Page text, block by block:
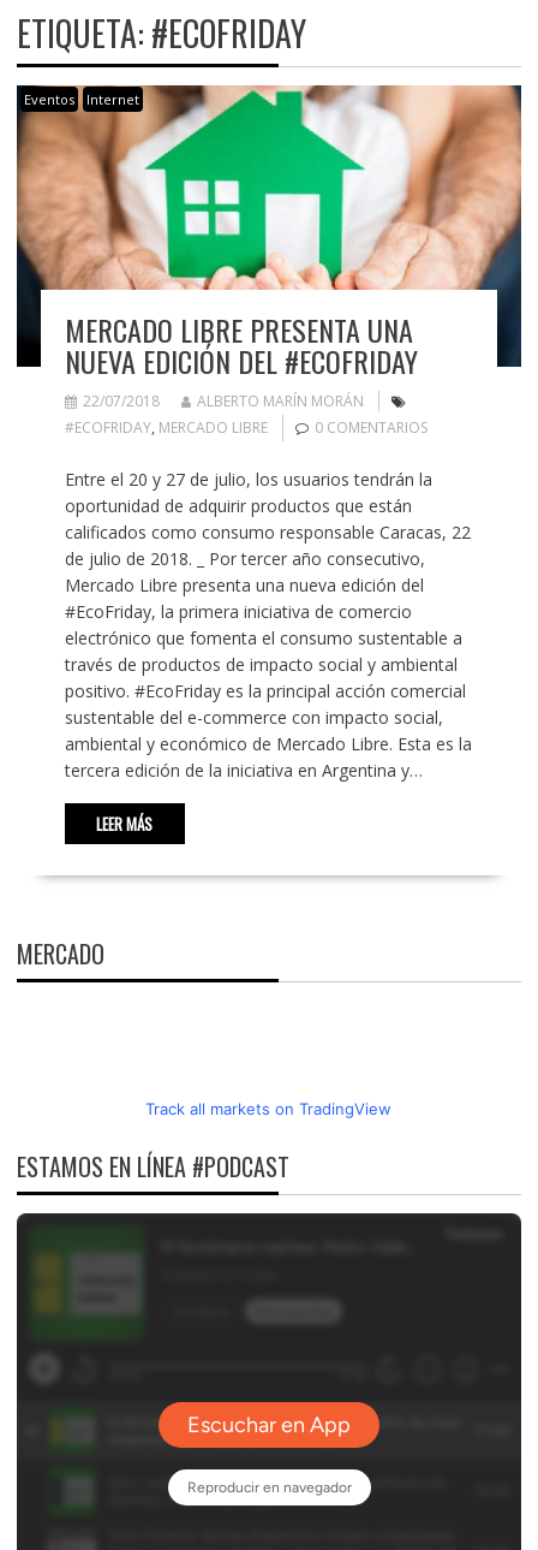
ETIQUETA:#ECOFRIDAY
Eventos Internet
MERCADO LIBRE PRESENTA UNA
NUEVA EDICIÓN DEL #ECOFRIDAY
22/07/2018
ALBERTO MARÍN MORÁN
#ECOFRIDAY, MERCADO LIBRE 0 COMENTARIOS
Entre el 20 y 27 de julio, los usuarios tendrán la
oportunidad de adquirir productos que están
calificados como consumo responsable Caracas, 22
de julio de 2018. _ Por tercer año consecutivo,
Mercado Libre presenta una nueva edición del
#EcoFriday, la primera iniciativa de comercio
electrónico que fomenta el consumo sustentable a
través de productos de impacto social y ambiental
positivo. #EcoFriday es la principal acción comercial
sustentable del e-commerce con impacto social,
ambiental y económico de Mercado Libre. Esta es la
tercera edición de la iniciativa en Argentina y…
LEER MÁS
MERCADO
Track all markets on TradingView
ESTAMOS EN LÍNEA #PODCAST